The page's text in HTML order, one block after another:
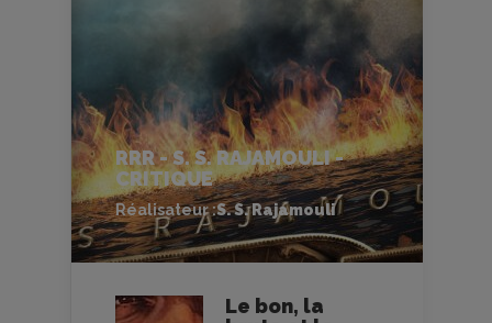
RRR - S. S. RAJAMOULI -
CRITIQUE
Réalisateur :S. S. Rajamouli
Le bon, la